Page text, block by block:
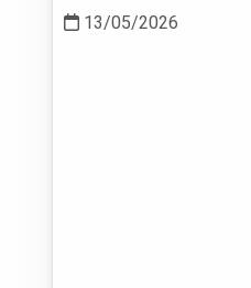
13/05/2026